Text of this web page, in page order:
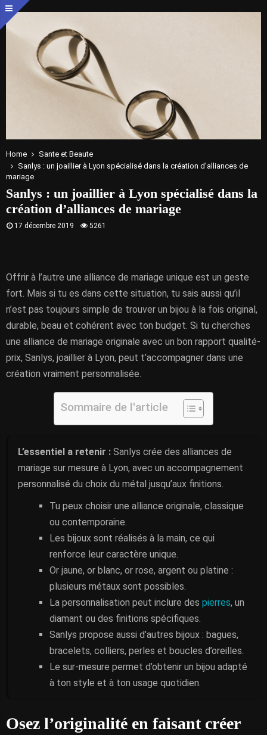
Home
Sante et Beaute
Sanlys : un joaillier à Lyon spécialisé dans la création d’alliances de
mariage
Sanlys : un joaillier à Lyon spécialisé dans la
création d’alliances de mariage
17 décembre 2019 5261
Offrir à l’autre une alliance de mariage unique est un geste
fort. Mais si tu es dans cette situation, tu sais aussi qu’il
n’est pas toujours simple de trouver un bijou à la fois original,
durable, beau et cohérent avec ton budget. Si tu cherches
une alliance de mariage originale avec un bon rapport qualité-
prix, Sanlys, joaillier à Lyon, peut t’accompagner dans une
création vraiment personnalisée.
Sommaire de l'article
L’essentiel a retenir : Sanlys crée des alliances de
mariage sur mesure à Lyon, avec un accompagnement
personnalisé du choix du métal jusqu’aux finitions.
Tu peux choisir une alliance originale, classique
ou contemporaine.
Les bijoux sont réalisés à la main, ce qui
renforce leur caractère unique.
Or jaune, or blanc, or rose, argent ou platine :
plusieurs métaux sont possibles.
La personnalisation peut inclure des pierres, un
diamant ou des finitions spécifiques.
Sanlys propose aussi d’autres bijoux : bagues,
bracelets, colliers, perles et boucles d’oreilles.
Le sur-mesure permet d’obtenir un bijou adapté
à ton style et à ton usage quotidien.
Osez l’originalité en faisant créer